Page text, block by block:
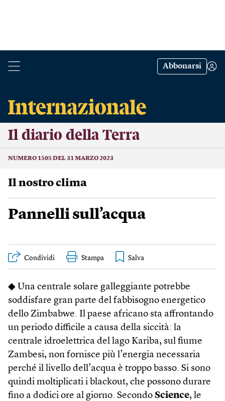
Abbonarsi
Il diario della Terra
NUMERO 1505 DEL 31 MARZO 2023
Il nostro clima
Pannelli sull’acqua
Condividi Stampa
◆ Una centrale solare galleggiante potrebbe
soddisfare gran parte del fabbisogno energetico
dello Zimbabwe. Il paese africano sta affrontando
un periodo difficile a causa della siccità: la
centrale idroelettrica del lago Kariba, sul fiume
Zambesi, non fornisce più l’energia necessaria
perché il livello dell’acqua è troppo basso. Si sono
quindi moltiplicati i blackout, che possono durare
fino a dodici ore al giorno. Secondo Science, le